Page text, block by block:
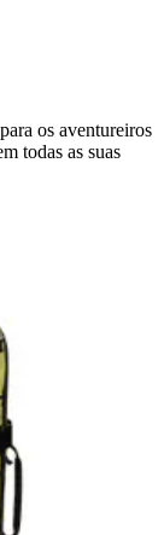
os aventureiros
todas as suas